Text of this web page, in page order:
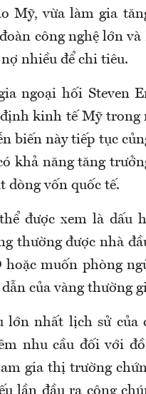
Mỹ, vừa làm gia
công nghệ lớn
nhiều để chi tiêu.
ngoại hối Steven
kinh tế Mỹ trong
biến này tiếp tục
khả năng tăng
dòng vốn quốc tế.
được xem là dấu
thường được nhà
muốn phòng
của vàng thường
lớn nhất lịch sử của
nhu cầu đối với
gia thị trường